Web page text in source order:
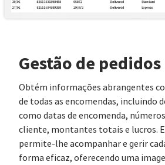
Gestão de pedidos
Obtém informações abrangentes
de todas as encomendas, incluindo
como datas de encomenda,
cliente, montantes totais e lucros.
permite-lhe acompanhar e gerir
forma eficaz, oferecendo uma